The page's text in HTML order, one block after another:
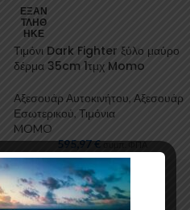
ΕΞΑΝ
ΤΛΉΘ
ΗΚΕ
Τιμόνι Dark Fighter ξύλο μαύρο
δέρμα 35cm 1τμχ Momo
Αξεσουάρ Αυτοκινήτου, Αξεσουάρ
Εσωτερικού, Τιμόνια
MOMO
595,97€ συμπ. ΦΠΑ